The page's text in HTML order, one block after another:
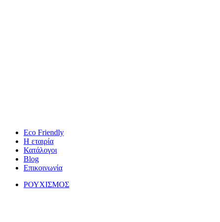
Eco Friendly
Η εταιρία
Κατάλογοι
Blog
Επικοινωνία
ΡΟΥΧΙΣΜΟΣ